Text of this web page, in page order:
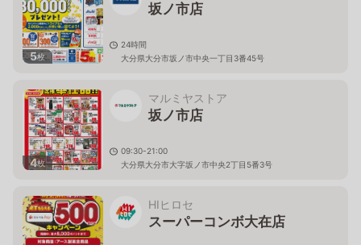
5枚
坂ノ市店
24時間
大分県大分市坂ノ市中央一丁目3番45号
4枚
マルミヤストア
坂ノ市店
09:30-21:00
大分県大分市大字坂ノ市中央2丁目5番3号
HIヒロセ
スーパーコンボ大在店